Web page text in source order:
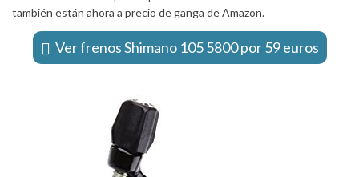
también están ahora a precio de ganga de Amazon.
Ver frenos Shimano 105 5800 por 59 euros